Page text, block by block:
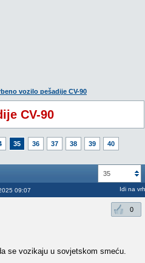
vozilo pešadije CV-90
CV-90
35 36 37 38 39
40
35
09:07 Idi na vrh
0
se vozikaju u sovjetskom smeću.